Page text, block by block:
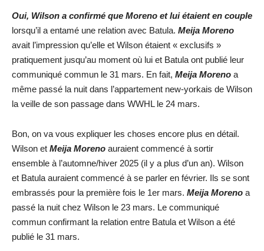
Oui, Wilson a confirmé que Moreno et lui étaient en couple
lorsqu’il a entamé une relation avec Batula. Meija Moreno
avait l’impression qu’elle et Wilson étaient « exclusifs »
pratiquement jusqu’au moment où lui et Batula ont publié leur
communiqué commun le 31 mars. En fait, Meija Moreno a
même passé la nuit dans l’appartement new-yorkais de Wilson
la veille de son passage dans WWHL le 24 mars.
Bon, on va vous expliquer les choses encore plus en détail.
Wilson et Meija Moreno auraient commencé à sortir
ensemble à l’automne/hiver 2025 (il y a plus d’un an). Wilson
et Batula auraient commencé à se parler en février. Ils se sont
embrassés pour la première fois le 1er mars. Meija Moreno a
passé la nuit chez Wilson le 23 mars. Le communiqué
commun confirmant la relation entre Batula et Wilson a été
publié le 31 mars.